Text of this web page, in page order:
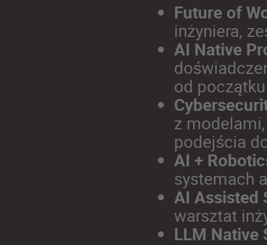
Future of
inżyniera,
AI Native
od początku
z
podejścia
AI +
systemach
AI Assisted
warsztat
LLM Native